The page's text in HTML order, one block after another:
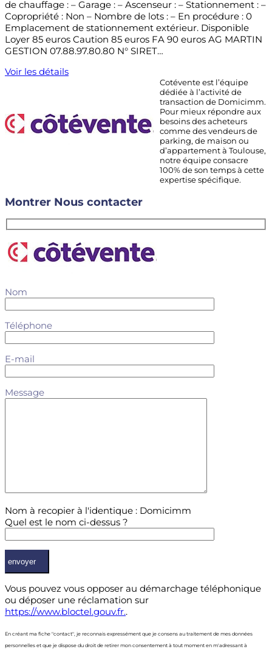
de chauffage : – Garage : – Ascenseur : – Stationnement : –
Copropriété : Non – Nombre de lots : – En procédure : 0
Emplacement de stationnement extérieur. Disponible
Loyer 85 euros Caution 85 euros FA 90 euros AG MARTIN
GESTION 07.88.97.80.80 N° SIRET…
Voir les détails
Cotévente est l’équipe
dédiée à l’activité de
transaction de Domicimm.
Pour mieux répondre aux
besoins des acheteurs
comme des vendeurs de
parking, de maison ou
d’appartement à Toulouse,
notre équipe consacre
100% de son temps à cette
expertise spécifique.
Montrer Nous contacter
Nom
Téléphone
E-mail
Message
Nom à recopier à l'identique : Domicimm
Quel est le nom ci-dessus ?
Vous pouvez vous opposer au démarchage téléphonique
ou déposer une réclamation sur
https://www.bloctel.gouv.fr..
En créant ma fiche "contact", je reconnais expressément que je consens au traitement de mes données
personnelles et que je dispose du droit de retirer mon consentement à tout moment en m'adressant à